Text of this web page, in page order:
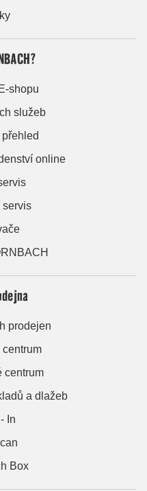
shopu
služeb
online
servis
prodejen
centrum
centrum
a dlažeb
In
Box